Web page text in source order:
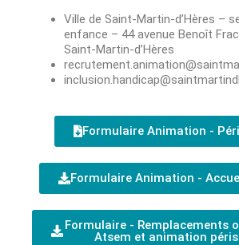
Ville de Saint-Martin-d’Hères –
enfance – 44 avenue Benoît
Saint-Martin-d’Hères
Formulaire Animation -
Formulaire Animation -
Formulaire - Remplacements
Atsem et animation